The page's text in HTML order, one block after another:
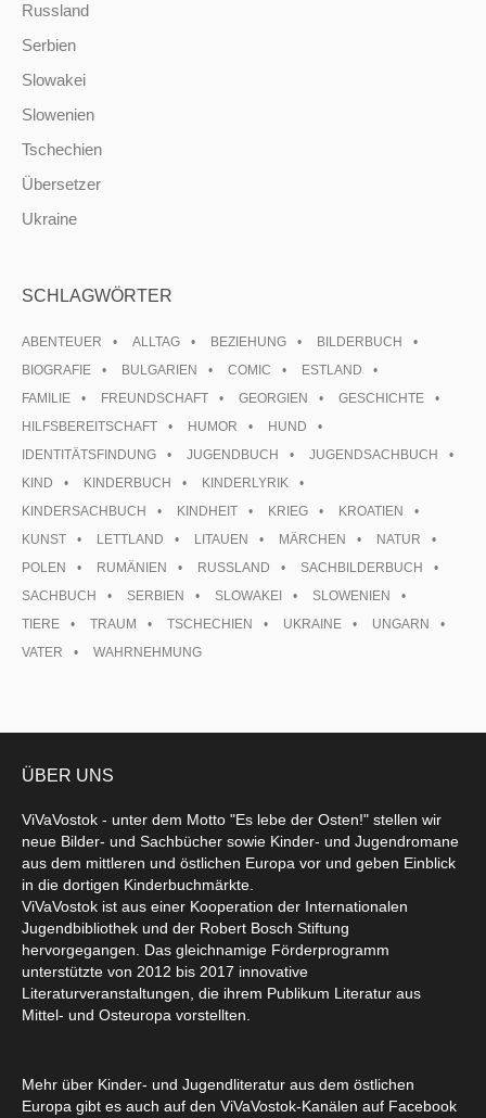
Russland
Serbien
Slowakei
Slowenien
Tschechien
Übersetzer
Ukraine
SCHLAGWÖRTER
ABENTEUER ALLTAG BEZIEHUNG
BILDERBUCH
BIOGRAFIE
BULGARIEN COMIC
ESTLAND
FAMILIE
FREUNDSCHAFT GEORGIEN
GESCHICHTE
HILFSBEREITSCHAFT
HUMOR
HUND
IDENTITÄTSFINDUNG
JUGENDBUCH
JUGENDSACHBUCH
KIND
KINDERBUCH
KINDERLYRIK
KINDERSACHBUCH
KINDHEIT KRIEG
KROATIEN
KUNST
LETTLAND LITAUEN MÄRCHEN
NATUR
POLEN
RUMÄNIEN RUSSLAND
SACHBILDERBUCH
SACHBUCH
SERBIEN SLOWAKEI
SLOWENIEN
TIERE
TRAUM TSCHECHIEN UKRAINE
UNGARN
VATER
WAHRNEHMUNG
ÜBER UNS
ViVaVostok - unter dem Motto "Es lebe der Osten!" stellen wir
neue Bilder- und Sachbücher sowie Kinder- und Jugendromane
aus dem mittleren und östlichen Europa vor und geben Einblick
in die dortigen Kinderbuchmärkte.
ViVaVostok ist aus einer Kooperation der Internationalen
Jugendbibliothek und der Robert Bosch Stiftung
hervorgegangen. Das gleichnamige Förderprogramm
unterstützte von 2012 bis 2017 innovative
Literaturveranstaltungen, die ihrem Publikum Literatur aus
Mittel- und Osteuropa vorstellten.
Mehr über Kinder- und Jugendliteratur aus dem östlichen
Europa gibt es auch auf den ViVaVostok-Kanälen auf Facebook